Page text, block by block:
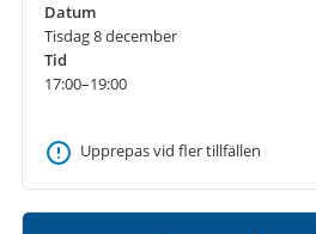
Datum
Tisdag 8 december
Tid
17:00–19:00
Upprepas vid fler tillfällen